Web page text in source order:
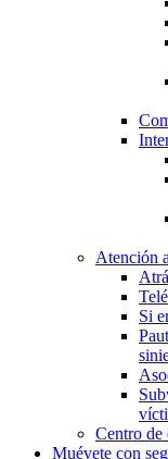
Atención
Si
Centro de
Muévete con